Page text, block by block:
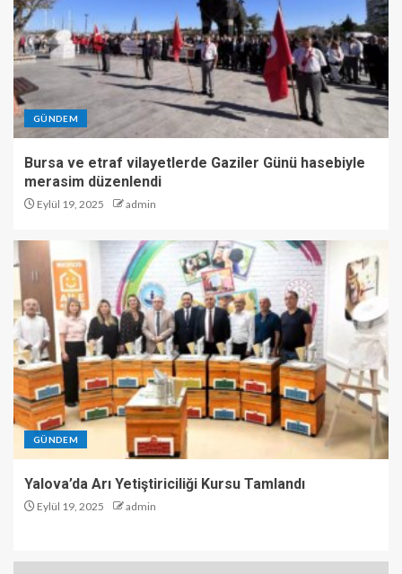
GÜNDEM
Bursa ve etraf vilayetlerde Gaziler Günü hasebiyle
merasim düzenlendi
Eylül 19, 2025 admin
GÜNDEM
Yalova’da Arı Yetiştiriciliği Kursu Tamlandı
Eylül 19, 2025 admin